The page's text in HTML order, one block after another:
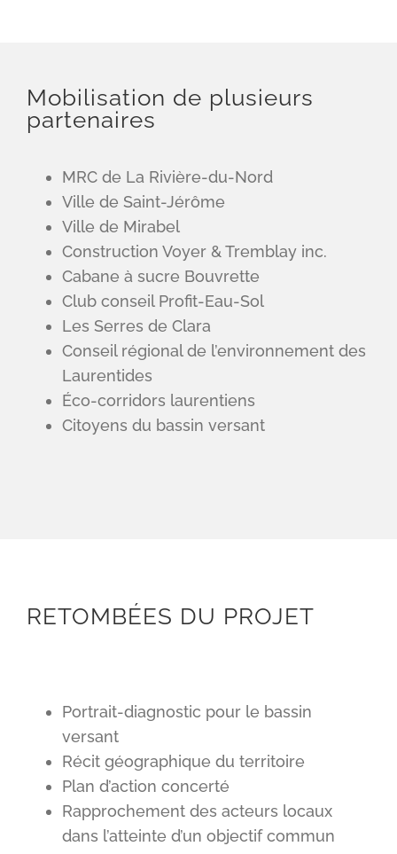
Mobilisation de plusieurs
partenaires
MRC de La Rivière-du-Nord
Ville de Saint-Jérôme
Ville de Mirabel
Construction Voyer & Tremblay inc.
Cabane à sucre Bouvrette
Club conseil Profit-Eau-Sol
Les Serres de Clara
Conseil régional de l’environnement des
Laurentides
Éco-corridors laurentiens
Citoyens du bassin versant
RETOMBÉES DU PROJET
Portrait-diagnostic pour le bassin
versant
Récit géographique du territoire
Plan d’action concerté
Rapprochement des acteurs locaux
dans l’atteinte d’un objectif commun